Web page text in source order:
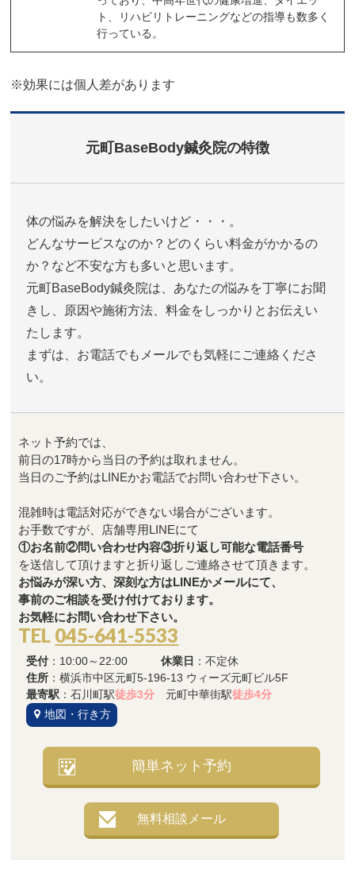
ト、リハビリトレーニングなどの指導も数多く
行っている。
※効果には個人差があります
元町BaseBody鍼灸院の特徴
体の悩みを解決をしたいけど・・・。
どんなサービスなのか？どのくらい料金がかかるの
か？など不安な方も多いと思います。
元町BaseBody鍼灸院は、あなたの悩みを丁寧にお聞
きし、原因や施術方法、料金をしっかりとお伝えい
たします。
まずは、お電話でもメールでも気軽にご連絡くださ
い。
ネット予約では、
前日の17時から当日の予約は取れません。
当日のご予約はLINEかお電話でお問い合わせ下さい。
混雑時は電話対応ができない場合がございます。
お手数ですが、店舗専用LINEにて
①お名前②問い合わせ内容③折り返し可能な電話番号
を送信して頂けますと折り返しご連絡させて頂きます。
お悩みが深い方、深刻な方はLINEかメールにて、
事前のご相談を受け付けております。
お気軽にお問い合わせ下さい。
TEL 045-641-5533
受付 ：10:00～22:00休業日 ：不定休
住所 ：横浜市中区元町5-196-13 ウィーズ元町ビル5F
最寄駅 ：石川町駅徒歩3分 元町中華街駅徒歩4分
地図・行き方
簡単ネット予約
無料相談メール